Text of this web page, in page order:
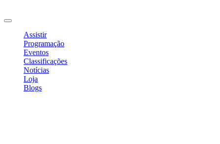
Assistir
Programação
Eventos
Classificações
Notícias
Loja
Blogs